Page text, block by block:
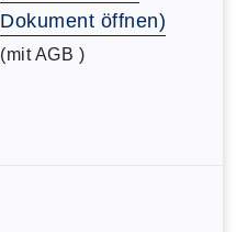
Dokument öffnen)
(mit AGB )